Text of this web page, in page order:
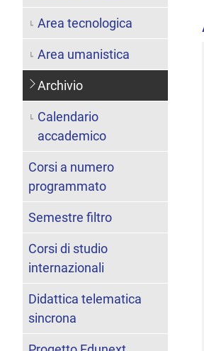
Area tecnologica
Area umanistica
Archivio
Calendario
accademico
Corsi a numero
programmato
Semestre filtro
Corsi di studio
internazionali
Didattica telematica
sincrona